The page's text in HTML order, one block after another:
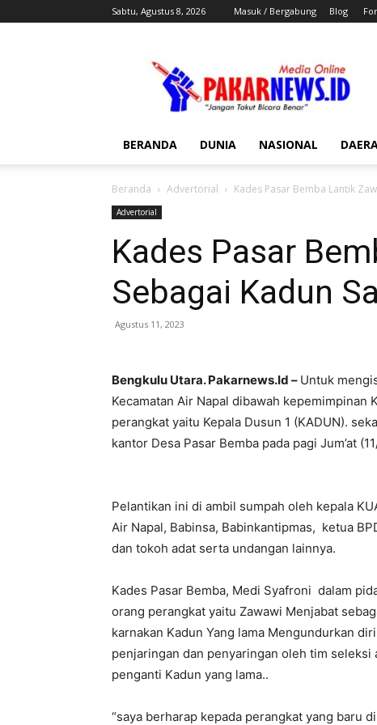
Sabtu, Agustus 8, 2026 Masuk / Bergabung Blog
BERANDA DUNIA NASIONAL
Beranda Advertorial Kades Pasar Bemba Lantik
Advertorial
Kades Pasar
Sebagai Kadun
Agustus 11, 2023
Bengkulu Utara. Pakarnews.Id – Untuk
Kecamatan Air Napal dibawah kepemimpinan
perangkat yaitu Kepala Dusun 1 (KADUN).
kantor Desa Pasar Bemba pada pagi Jum’at
Pelantikan ini di ambil sumpah oleh kepala
Air Napal, Babinsa, Babinkantipmas, ketua
dan tokoh adat serta undangan lainnya.
Kades Pasar Bemba, Medi Syafroni dalam
orang perangkat yaitu Zawawi Menjabat
karnakan Kadun Yang lama Mengundurkan
penjaringan dan penyaringan oleh tim
penganti Kadun yang lama..
“saya berharap kepada perangkat yang baru